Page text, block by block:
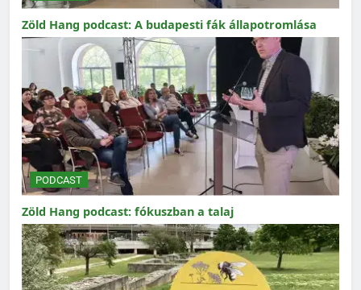
Zöld Hang podcast: A budapesti fák állapotromlása
PODCAST
Zöld Hang podcast: fókuszban a talaj